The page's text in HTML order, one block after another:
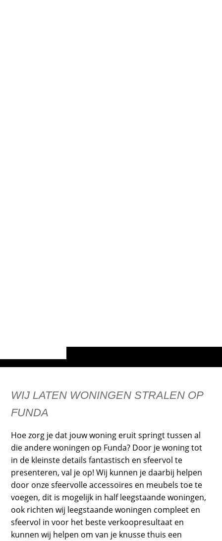
WIJ LATEN WONINGEN STRALEN OP
FUNDA
Hoe zorg je dat jouw woning eruit springt tussen al
die andere woningen op Funda? Door je woning tot
in de kleinste details fantastisch en sfeervol te
presenteren, val je op! Wij kunnen je daarbij helpen
door onze sfeervolle accessoires en meubels toe te
voegen, dit is mogelijk in half leegstaande woningen,
ook richten wij leegstaande woningen compleet en
sfeervol in voor het beste verkoopresultaat en
kunnen wij helpen om van je knusse thuis een